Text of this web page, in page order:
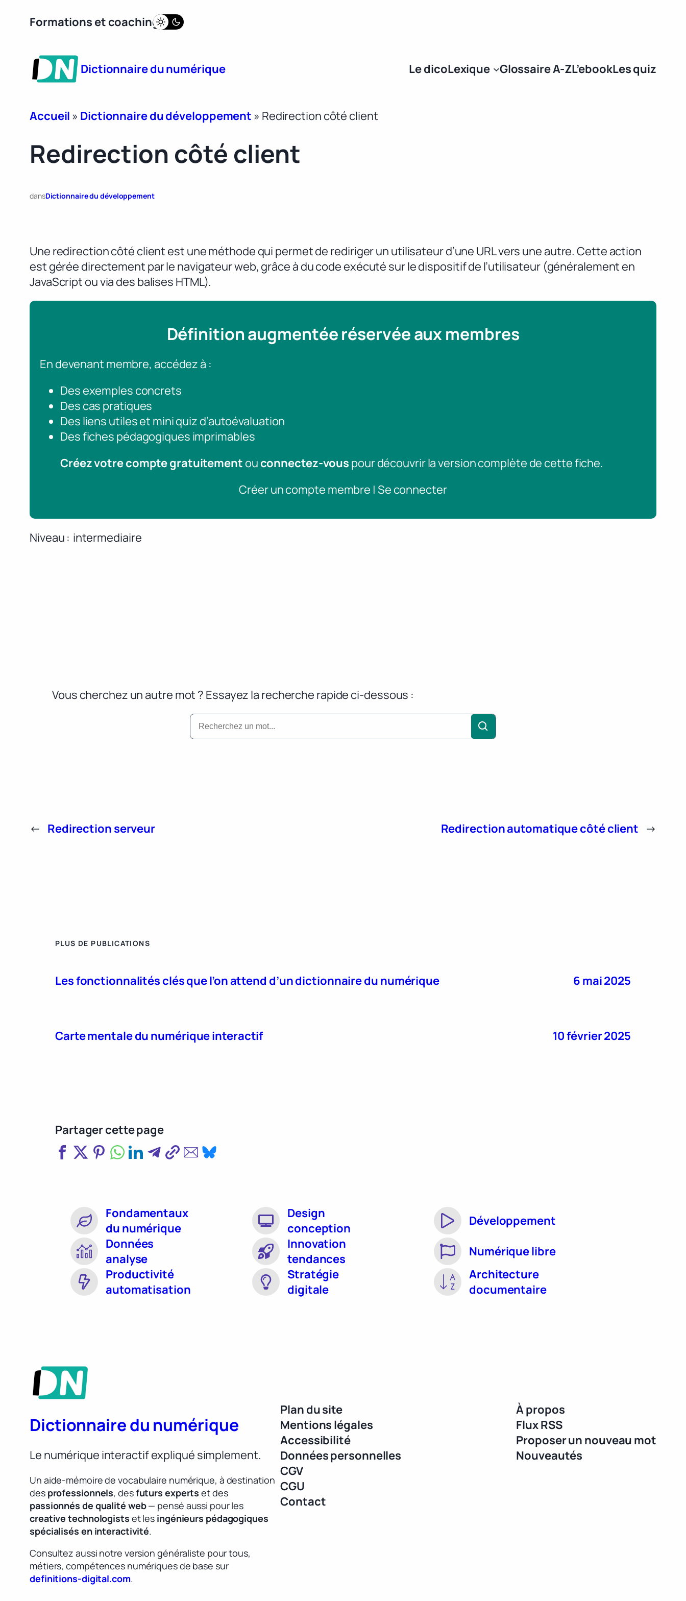
Formations et coaching
Dictionnaire du numérique Le dicoLexique Glossaire A-ZL’ebookLes quiz
Accueil » Dictionnaire du développement » Redirection côté client
Redirection côté client
dansDictionnaire du développement
Une redirection côté client est une méthode qui permet de rediriger un utilisateur d’une URL vers une autre. Cette action
est gérée directement par le navigateur web, grâce à du code exécuté sur le dispositif de l’utilisateur (généralement en
JavaScript ou via des balises HTML).
Définition augmentée réservée aux membres
En devenant membre, accédez à :
Des exemples concrets
Des cas pratiques
Des liens utiles et mini quiz d’autoévaluation
Des fiches pédagogiques imprimables
Créez votre compte gratuitement ou connectez-vous pour découvrir la version complète de cette fiche.
Créer un compte membre | Se connecter
Niveau intermediaire
Vous cherchez un autre mot ? Essayez la recherche rapide ci-dessous :
← Redirection serveur Redirection automatique côté client →
PLUS DE PUBLICATIONS
Les fonctionnalités clés que l’on attend d’un dictionnaire du numérique 6 mai 2025
Carte mentale du numérique interactif 10 février 2025
Partager cette page
Fondamentaux
du numérique
Design
conception
Développement
Données
analyse
Innovation
tendances
Numérique libre
Productivité
automatisation
Stratégie
digitale
Architecture
documentaire
Dictionnaire du numérique
Le numérique interactif expliqué simplement.
Un aide-mémoire de vocabulaire numérique, à destination
des professionnels, desfuturs experts et des
passionnés de qualité web— pensé aussi pour les
creative technologists et les ingénieurs pédagogiques
spécialisés en interactivité.
Consultez aussi notre version généraliste pour tous,
métiers, compétences numériques de base sur
definitions-digital.com.
Plan du site
Mentions légales
Accessibilité
Données personnelles
CGV
CGU
Contact
À propos
Flux RSS
Proposer un nouveau mot
Nouveautés